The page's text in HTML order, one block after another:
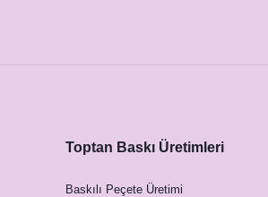
Toptan Baskı Üretimleri
Baskılı Peçete Üretimi